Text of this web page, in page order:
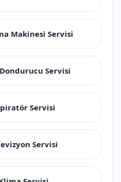
Makinesi Servisi
Servisi
Servisi
Servisi